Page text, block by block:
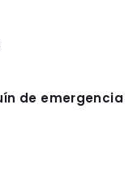
de emergencia